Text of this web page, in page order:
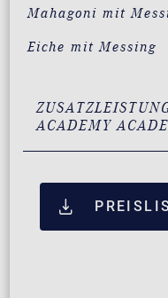
Mahagoni mit
Eiche mit Messing
ACADEMY